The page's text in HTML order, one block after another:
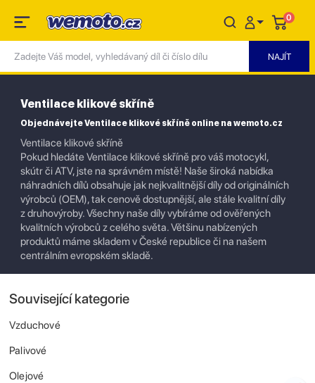
0
Ventilace klikové skříně
Objednávejte Ventilace klikové skříně online na wemoto.cz
Ventilace klikové skříně
Pokud hledáte Ventilace klikové skříně pro váš motocykl,
skútr či ATV, jste na správném místě! Naše široká nabídka
náhradních dílů obsahuje jak nejkvalitnější díly od originálních
výrobců (OEM), tak cenově dostupnější, ale stále kvalitní díly
z druhovýroby. Všechny naše díly vybíráme od ověřených
kvalitních výrobců z celého světa. Většinu nabízených
produktů máme skladem v České republice či na našem
centrálním evropském skladě.
Související kategorie
Vzduchové
Palivové
Olejové